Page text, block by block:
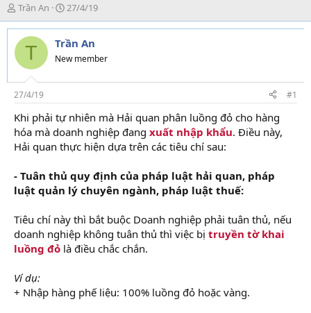
T
h
r
e
d
s
t
a
r
t
e
Trần An
N
g
à
y
g
i
27/4/19
T Trần An
New member
27/4/19 #1
Khi phải tự nhiên mà Hải quan phân luồng đỏ cho hàng
hóa mà doanh nghiệp đang xuất nhập khẩu. Điều này,
Hải quan thực hiện dựa trên các tiêu chí sau:
- Tuân thủ quy định của pháp luật hải quan, pháp
luật quản lý chuyên ngành, pháp luật thuế:
Tiêu chí này thì bắt buộc Doanh nghiệp phải tuân thủ, nếu
doanh nghiệp không tuân thủ thì việc bị truyền tờ khai
luồng đỏ là điều chắc chắn.
Ví dụ:
+ Nhập hàng phế liệu: 100% luồng đỏ hoặc vàng.